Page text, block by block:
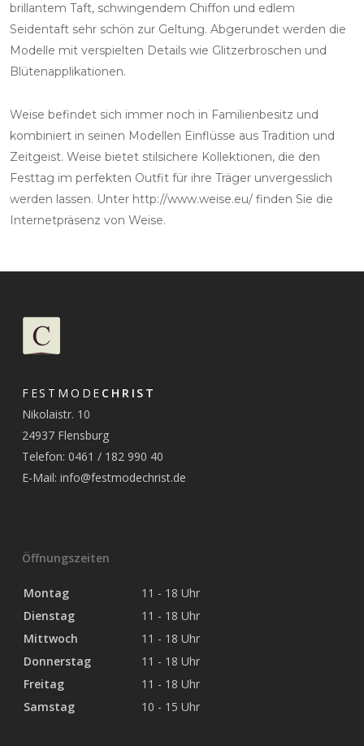
brillantem Taft, schwingendem Chiffon und edlem
Seidentaft sehr schön zur Geltung. Abgerundet werden die
Modelle mit verspielten Details wie Glitzerbroschen und
Blütenapplikationen.
Weise befindet sich immer noch in Familienbesitz und
kombiniert in seinen Modellen Einflüsse aus Tradition und
Zeitgeist. Weise bietet stilsichere Kollektionen, die den
Festtag im perfekten Outfit für ihre Träger unvergesslich
werden lassen. Unter http://www.weise.eu/ finden Sie die
Internetpräsenz von Weise.
FESTMODE CHRIST
Nikolaistr. 10
24937 Flensburg
Telefon: 0461 / 182 990 40
E-Mail: info@festmodechrist.de
Öffnungszeiten
Montag
11 - 18 Uhr
Dienstag
11 - 18 Uhr
Mittwoch
11 - 18 Uhr
Donnerstag
11 - 18 Uhr
Freitag
11 - 18 Uhr
Samstag
10 - 15 Uhr